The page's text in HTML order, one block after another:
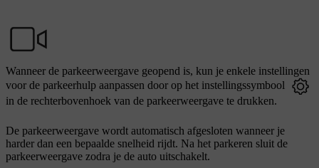
Wanneer de parkeerweergave geopend is, kun je enkele instellingen
voor de parkeerhulp aanpassen door op het instellingssymbool
in de rechterbovenhoek van de parkeerweergave te drukken.
De parkeerweergave wordt automatisch afgesloten wanneer je
harder dan een bepaalde snelheid rijdt. Na het parkeren sluit de
parkeerweergave zodra je de auto uitschakelt.